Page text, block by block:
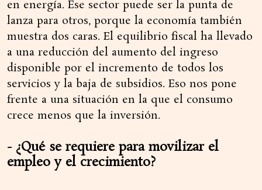
en energía. Ese sector puede ser la punta de
lanza para otros, porque la economía también
muestra dos caras. El equilibrio fiscal ha llevado
a una reducción del aumento del ingreso
disponible por el incremento de todos los
servicios y la baja de subsidios. Eso nos pone
frente a una situación en la que el consumo
crece menos que la inversión.
- ¿Qué se requiere para movilizar el
empleo y el crecimiento?